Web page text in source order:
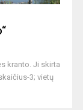
kranto. Ji skirta
3; vietų